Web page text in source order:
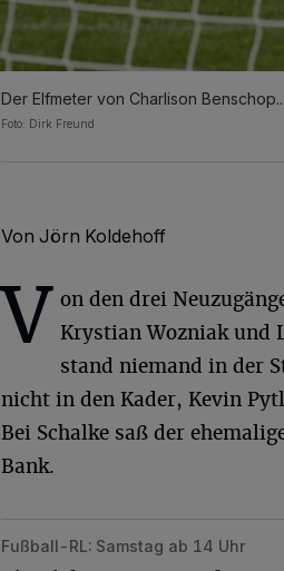
Der Elfmeter von Charlison Benschop..
Foto: Dirk Freund
Von Jörn Koldehoff
V on den drei
Krystian Wozniak und
stand niemand in der
nicht in den Kader, Kevin
Bei Schalke saß der
Bank.
Liveticker: Wuppertaler SV – FC
Fußball-RL: Samstag ab 14 Uhr